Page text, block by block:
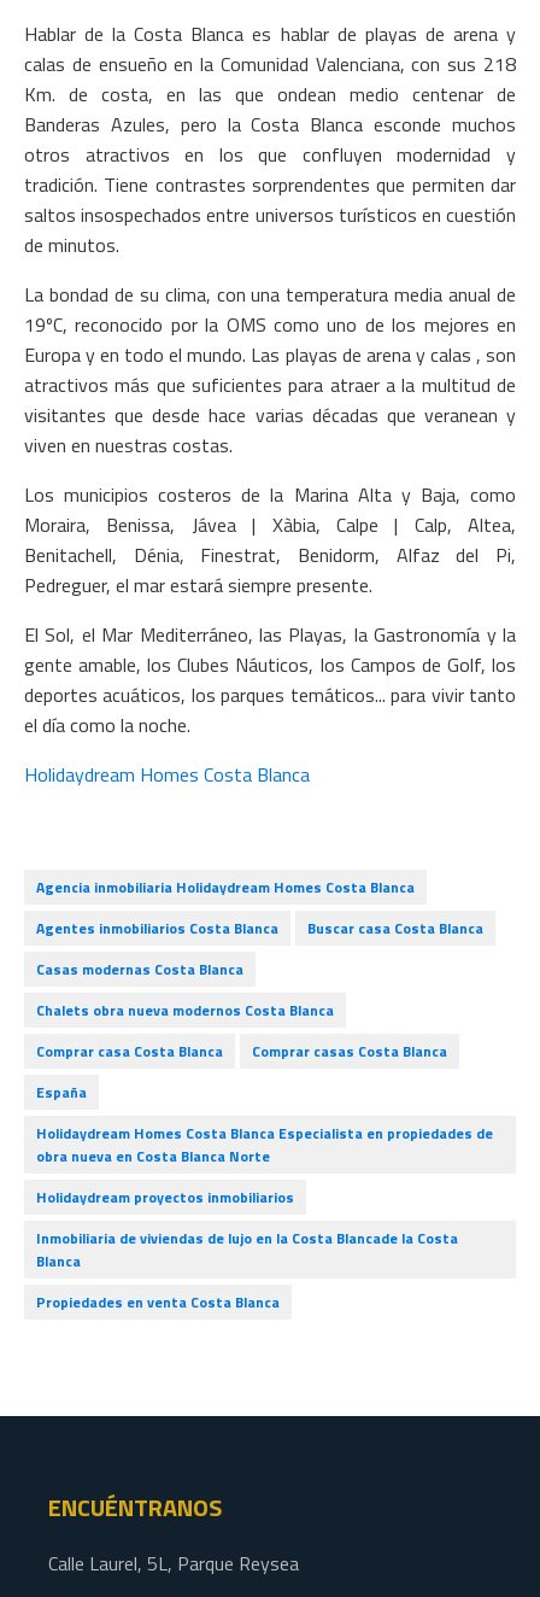
Hablar de la Costa Blanca es hablar de playas de arena y
calas de ensueño en la Comunidad Valenciana, con sus 218
Km. de costa, en las que ondean medio centenar de
Banderas Azules, pero la Costa Blanca esconde muchos
otros atractivos en los que confluyen modernidad y
tradición. Tiene contrastes sorprendentes que permiten dar
saltos insospechados entre universos turísticos en cuestión
de minutos.
La bondad de su clima, con una temperatura media anual de
19ºC, reconocido por la OMS como uno de los mejores en
Europa y en todo el mundo. Las playas de arena y calas , son
atractivos más que suficientes para atraer a la multitud de
visitantes que desde hace varias décadas que veranean y
viven en nuestras costas.
Los municipios costeros de la Marina Alta y Baja, como
Moraira, Benissa, Jávea | Xàbia, Calpe | Calp, Altea,
Benitachell, Dénia, Finestrat, Benidorm, Alfaz del Pi,
Pedreguer, el mar estará siempre presente.
El Sol, el Mar Mediterráneo, las Playas, la Gastronomía y la
gente amable, los Clubes Náuticos, los Campos de Golf, los
deportes acuáticos, los parques temáticos... para vivir tanto
el día como la noche.
Holidaydream Homes Costa Blanca
Agencia inmobiliaria Holidaydream Homes Costa Blanca
Agentes inmobiliarios Costa Blanca
Buscar casa Costa Blanca
Casas modernas Costa Blanca
Chalets obra nueva modernos Costa Blanca
Comprar casa Costa Blanca
Comprar casas Costa Blanca
España
Holidaydream Homes Costa Blanca Especialista en propiedades de
obra nueva en Costa Blanca Norte
Holidaydream proyectos inmobiliarios
Inmobiliaria de viviendas de lujo en la Costa Blancade la Costa
Blanca
Propiedades en venta Costa Blanca
ENCUÉNTRANOS
Calle Laurel, 5L, Parque Reysea